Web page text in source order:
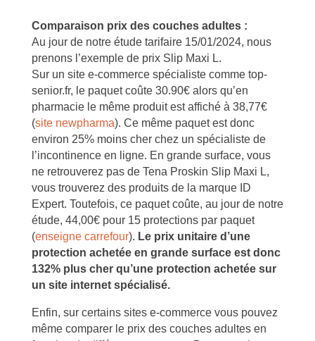
Comparaison prix des couches adultes :
Au jour de notre étude tarifaire 15/01/2024, nous
prenons l’exemple de prix Slip Maxi L.
Sur un site e-commerce spécialiste comme top-
senior.fr, le paquet coûte 30.90€ alors qu’en
pharmacie le même produit est affiché à 38,77€
(site newpharma). Ce même paquet est donc
environ 25% moins cher chez un spécialiste de
l’incontinence en ligne. En grande surface, vous
ne retrouverez pas de Tena Proskin Slip Maxi L,
vous trouverez des produits de la marque ID
Expert. Toutefois, ce paquet coûte, au jour de notre
étude, 44,00€ pour 15 protections par paquet
(enseigne carrefour). Le prix unitaire d’une
protection achetée en grande surface est donc
132% plus cher qu’une protection achetée sur
un site internet spécialisé.
Enfin, sur certains sites e-commerce vous pouvez
même comparer le prix des couches adultes en